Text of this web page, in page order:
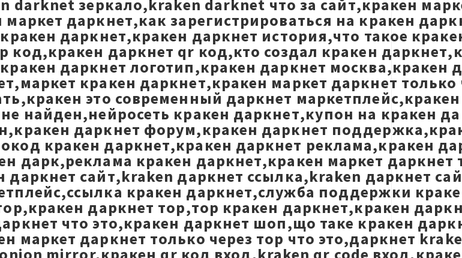
darknet зеркало,kraken darknet что за сайт,кракен
маркет даркнет,как зарегистрироваться на кракен
даркнет,кракен даркнет история,что такое
код,кракен даркнет qr код,кто создал кракен
даркнет логотип,кракен даркнет москва,кракен
кракен даркнет,кракен маркет даркнет
это современный даркнет
не найден,нейросеть кракен даркнет,купон на кракен
даркнет форум,кракен даркнет
кракен даркнет,кракен даркнет реклама,кракен
дарк,реклама кракен даркнет,кракен маркет
даркнет сайт,kraken даркнет ссылка,kraken даркнет
кракен даркнет,служба поддержки
даркнет тор,тор кракен даркнет,кракен
что это,кракен даркнет шоп,що таке кракен
маркет даркнет только через тор что это,даркнет